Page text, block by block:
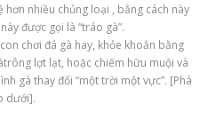
hơn nhiều chủng loại , bằng cách này
được gọi là “tráo gà”.
con chơi đá gà hay, khỏe khoắn bằng
trông lợt lạt, hoặc chiếm hữu muội và
gà thay đổi “một trời mộtvực”. [Phá
dưới].